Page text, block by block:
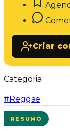
Criar
Categoria
#Reggae
RESUMO